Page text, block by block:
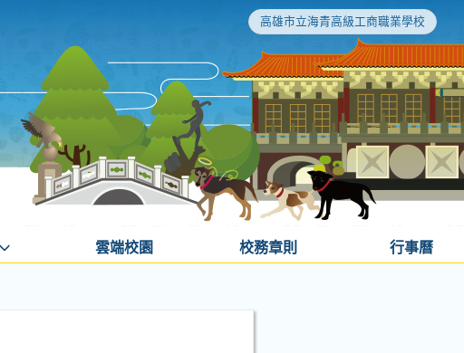
高雄市立海青高級工商職業學校
雲端校園 校務章則 行事曆